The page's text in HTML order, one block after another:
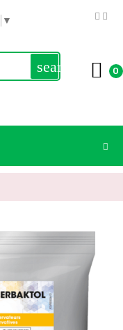
▼
search 0